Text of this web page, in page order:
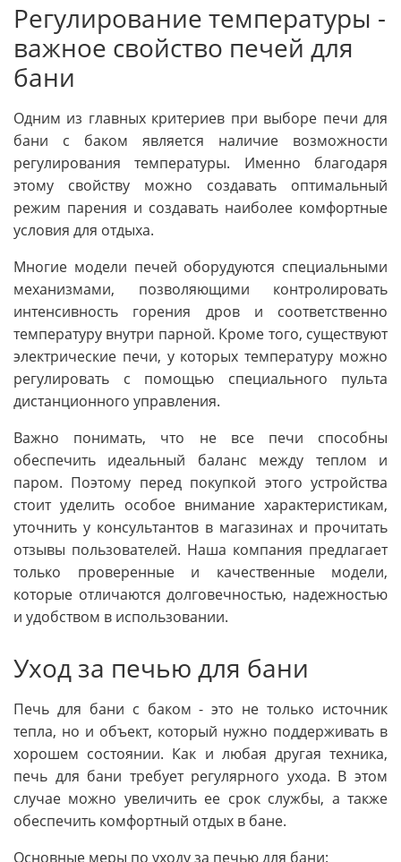
Регулирование температуры -
важное свойство печей для
бани
Одним из главных критериев при выборе печи для
бани с баком является наличие возможности
регулирования температуры. Именно благодаря
этому свойству можно создавать оптимальный
режим парения и создавать наиболее комфортные
условия для отдыха.
Многие модели печей оборудуются специальными
механизмами, позволяющими контролировать
интенсивность горения дров и соответственно
температуру внутри парной. Кроме того, существуют
электрические печи, у которых температуру можно
регулировать с помощью специального пульта
дистанционного управления.
Важно понимать, что не все печи способны
обеспечить идеальный баланс между теплом и
паром. Поэтому перед покупкой этого устройства
стоит уделить особое внимание характеристикам,
уточнить у консультантов в магазинах и прочитать
отзывы пользователей. Наша компания предлагает
только проверенные и качественные модели,
которые отличаются долговечностью, надежностью
и удобством в использовании.
Уход за печью для бани
Печь для бани с баком - это не только источник
тепла, но и объект, который нужно поддерживать в
хорошем состоянии. Как и любая другая техника,
печь для бани требует регулярного ухода. В этом
случае можно увеличить ее срок службы, а также
обеспечить комфортный отдых в бане.
Основные меры по уходу за печью для бани: